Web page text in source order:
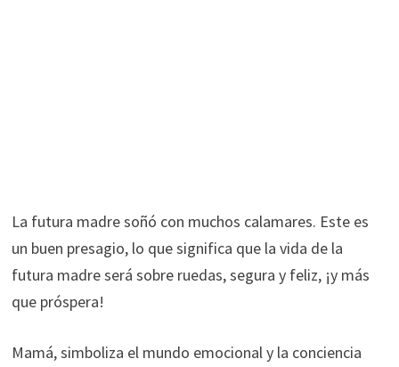
La futura madre soñó con muchos calamares. Este es
un buen presagio, lo que significa que la vida de la
futura madre será sobre ruedas, segura y feliz, ¡y más
que próspera!
Mamá, simboliza el mundo emocional y la conciencia